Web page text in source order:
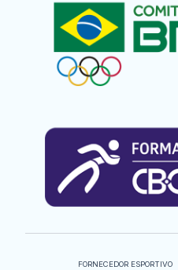
FORNECEDOR ESPORTIVO